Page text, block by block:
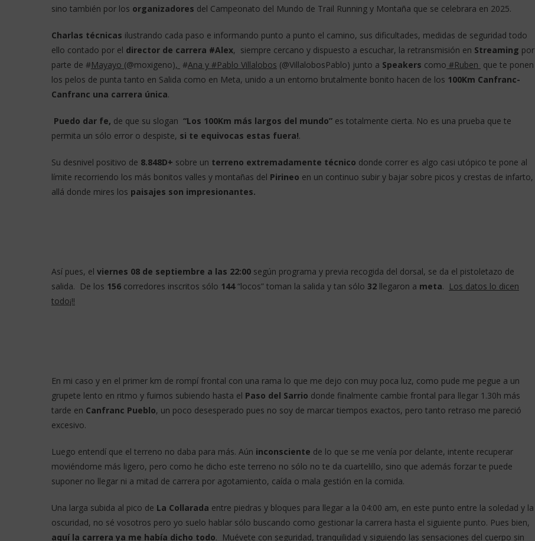
sino también por los organizadores del Campeonato del Mundo de Trail Running y Montaña que se celebrara en 2025.
Charlas técnicas ilustrando cada paso e informando punto a punto el camino, sus dificultades, medidas de seguridad todo
ello contado por el director de carrera #Alex, siempre cercano y dispuesto a escuchar, la retransmisión en Streaming por
parte de #Mayayo (@moxigeno), #Ana y #Pablo Villalobos (@VillalobosPablo) junto a Speakers como #Ruben que te ponen
los pelos de punta tanto en Salida como en Meta, unido a un entorno brutalmente bonito hacen de los 100Km Canfranc-
Canfranc una carrera única.
Puedo dar fe, de que su slogan “Los 100Km más largos del mundo” es totalmente cierta. No es una prueba que te
permita un sólo error o despiste, si te equivocas estas fuera!.
Su desnivel positivo de 8.848D+ sobre un terreno extremadamente técnico donde correr es algo casi utópico te pone al
límite recorriendo los más bonitos valles y montañas del Pirineo en un continuo subir y bajar sobre picos y crestas de infarto,
allá donde mires los paisajes son impresionantes.
Así pues, el viernes 08 de septiembre a las 22:00 según programa y previa recogida del dorsal, se da el pistoletazo de
salida. De los 156 corredores inscritos sólo 144“locos” toman la salida y tan sólo 32 llegaron a meta. Los datos lo dicen
todo¡!!
En mi caso y en el primer km de rompí frontal con una rama lo que me dejo con muy poca luz, como pude me pegue a un
grupete lento en ritmo y fuimos subiendo hasta el Paso del Sarrio donde finalmente cambie frontal para llegar 1.30h más
tarde en Canfranc Pueblo, un poco desesperado pues no soy de marcar tiempos exactos, pero tanto retraso me pareció
excesivo.
Luego entendí que el terreno no daba para más. Aún inconsciente de lo que se me venía por delante, intente recuperar
moviéndome más ligero, pero como he dicho este terreno no sólo no te da cuartelillo, sino que además forzar te puede
suponer no llegar ni a mitad de carrera por agotamiento, caída o mala gestión en la comida.
Una larga subida al pico de La Collarada entre piedras y bloques para llegar a la 04:00 am, en este punto entre la soledad y la
oscuridad, no sé vosotros pero yo suelo hablar sólo buscando como gestionar la carrera hasta el siguiente punto. Pues bien,
aquí la carrera ya me había dicho todo. Muévete con seguridad, tranquilidad y siguiendo las sensaciones del cuerpo sin